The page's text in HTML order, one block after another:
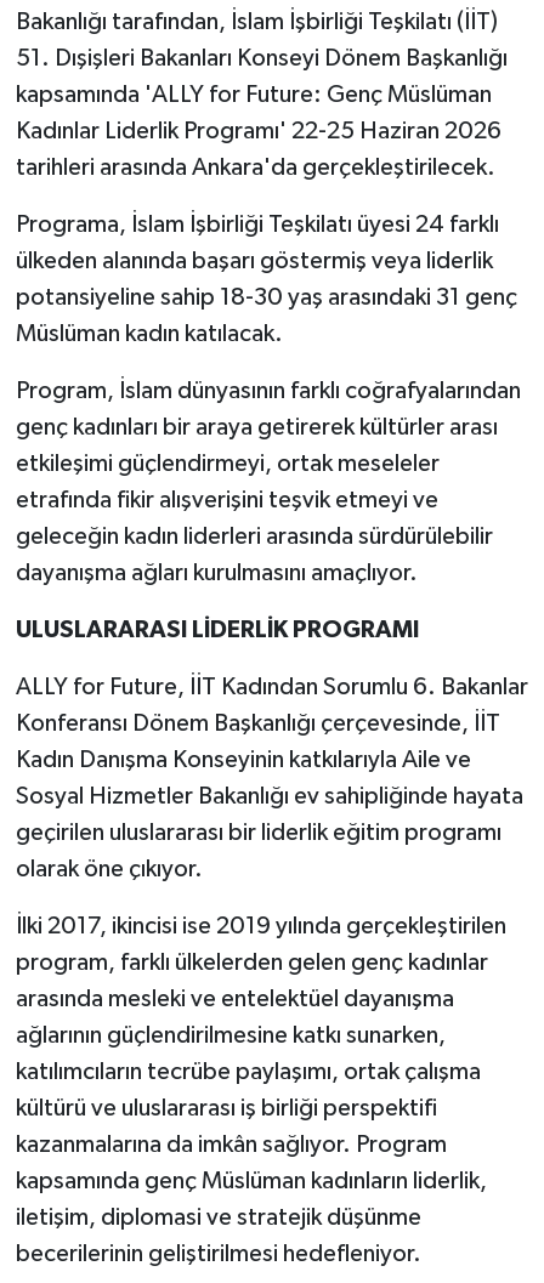
Bakanlığı tarafından, İslam İşbirliği Teşkilatı (İİT)
51. Dışişleri Bakanları Konseyi Dönem Başkanlığı
kapsamında 'ALLY for Future: Genç Müslüman
Kadınlar Liderlik Programı' 22-25 Haziran 2026
tarihleri arasında Ankara'da gerçekleştirilecek.
Programa, İslam İşbirliği Teşkilatı üyesi 24 farklı
ülkeden alanında başarı göstermiş veya liderlik
potansiyeline sahip 18-30 yaş arasındaki 31 genç
Müslüman kadın katılacak.
Program, İslam dünyasının farklı coğrafyalarından
genç kadınları bir araya getirerek kültürler arası
etkileşimi güçlendirmeyi, ortak meseleler
etrafında fikir alışverişini teşvik etmeyi ve
geleceğin kadın liderleri arasında sürdürülebilir
dayanışma ağları kurulmasını amaçlıyor.
ULUSLARARASI LİDERLİK PROGRAMI
ALLY for Future, İİT Kadından Sorumlu 6. Bakanlar
Konferansı Dönem Başkanlığı çerçevesinde, İİT
Kadın Danışma Konseyinin katkılarıyla Aile ve
Sosyal Hizmetler Bakanlığı ev sahipliğinde hayata
geçirilen uluslararası bir liderlik eğitim programı
olarak öne çıkıyor.
İlki 2017, ikincisi ise 2019 yılında gerçekleştirilen
program, farklı ülkelerden gelen genç kadınlar
arasında mesleki ve entelektüel dayanışma
ağlarının güçlendirilmesine katkı sunarken,
katılımcıların tecrübe paylaşımı, ortak çalışma
kültürü ve uluslararası iş birliği perspektifi
kazanmalarına da imkân sağlıyor. Program
kapsamında genç Müslüman kadınların liderlik,
iletişim, diplomasi ve stratejik düşünme
becerilerinin geliştirilmesi hedefleniyor.